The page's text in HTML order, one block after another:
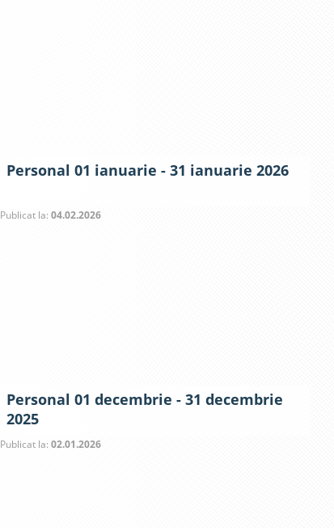
Personal 01 ianuarie - 31 ianuarie 2026
Publicat la: 04.02.2026
Personal 01 decembrie - 31 decembrie
2025
Publicat la: 02.01.2026